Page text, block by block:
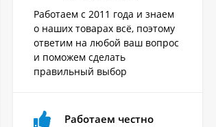
Работаем с 2011 года и знаем
о наших товарах всё, поэтому
ответим на любой ваш вопрос
и поможем сделать
правильный выбор
Работаем честно